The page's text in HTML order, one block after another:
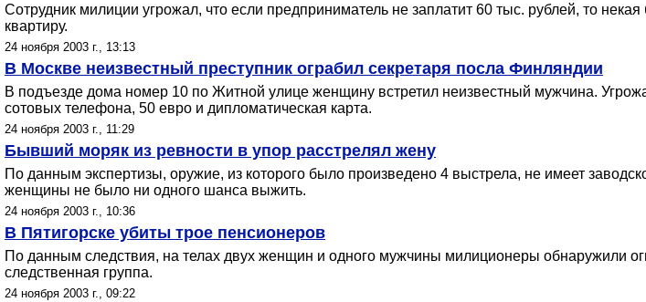
Сотрудник милиции угрожал, что если предприниматель не заплатит 60 тыс. рублей, то
квартиру.
24 ноября 2003 г., 13:13
В Москве неизвестный преступник ограбил секретаря посла Финляндии
В подъезде дома номер 10 по Житной улице женщину встретил неизвестный мужчина.
сотовых телефона, 50 евро и дипломатическая карта.
24 ноября 2003 г., 11:29
Бывший моряк из ревности в упор расстрелял жену
По данным экспертизы, оружие, из которого было произведено 4 выстрела, не имеет
женщины не было ни одного шанса выжить.
24 ноября 2003 г., 10:36
В Пятигорске убиты трое пенсионеров
По данным следствия, на телах двух женщин и одного мужчины милиционеры обнаружили
следственная группа.
24 ноября 2003 г., 09:22